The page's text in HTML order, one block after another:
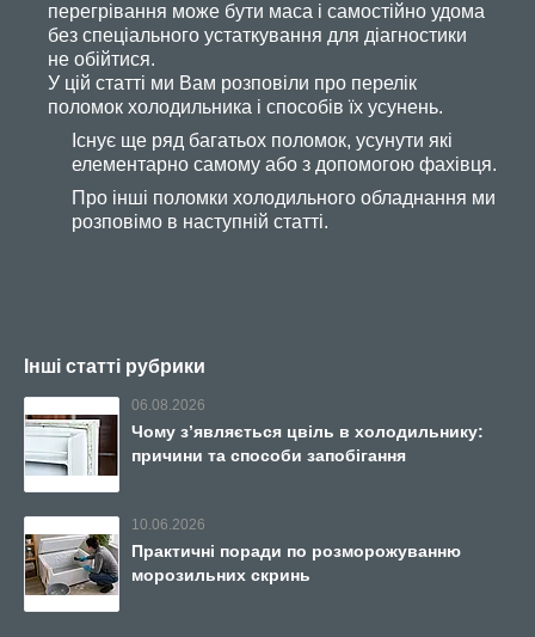
перегрівання може бути маса і самостійно удома
без спеціального устаткування для діагностики
не обійтися.
У цій статті ми Вам розповіли про перелік
поломок холодильника і способів їх усунень.
Існує ще ряд багатьох поломок, усунути які
елементарно самому або з допомогою фахівця.
Про інші поломки холодильного обладнання ми
розповімо в наступній статті.
Інші статті рубрики
06.08.2026
Чому з’являється цвіль в холодильнику:
причини та способи запобігання
10.06.2026
Практичні поради по розморожуванню
морозильних скринь